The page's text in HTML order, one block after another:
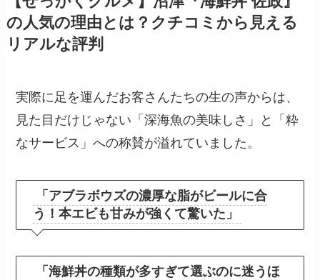
の人気の理由とは？クチコミから見える
リアルな評判
実際に足を運んだお客さんたちの生の声からは、
見た目だけじゃない「深海魚の美味しさ」と「粋
なサービス」への称賛が溢れていました。
「アブラボウズの濃厚な脂がビールに合
う！本エビも甘みが強くて驚いた」
「海鮮丼の種類が多すぎて選ぶのに迷うほ